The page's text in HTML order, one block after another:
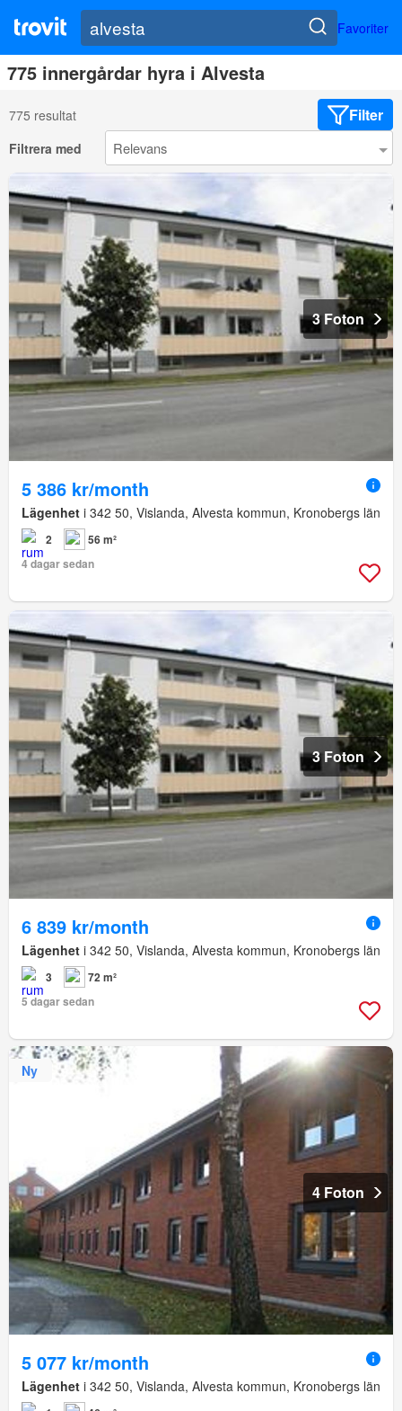
Favoriter
775 innergårdar hyra i Alvesta
775 resultat Filter
Filtrera med
3 Foton
5 386 kr/month
Lägenhet i 342 50, Vislanda, Alvesta kommun, Kronobergs län
2
56 m²
4 dagar sedan
3 Foton
6 839 kr/month
Lägenhet i 342 50, Vislanda, Alvesta kommun, Kronobergs län
3
72 m²
5 dagar sedan
Ny
4 Foton
5 077 kr/month
Lägenhet i 342 50, Vislanda, Alvesta kommun, Kronobergs län